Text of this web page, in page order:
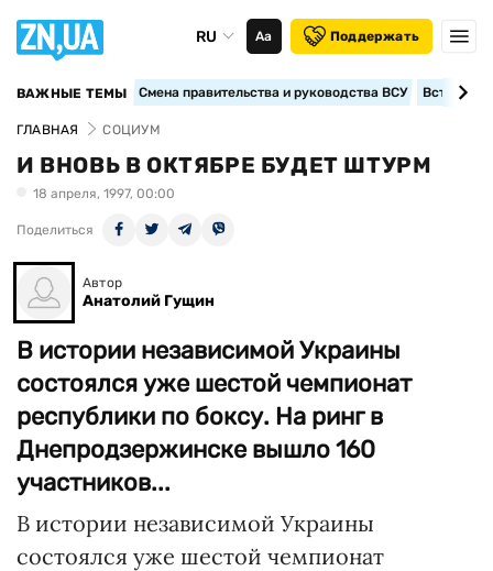
RU Аа Поддержать
ВАЖНЫЕ ТЕМЫ Смена правительства и руководства ВСУ
ГЛАВНАЯ СОЦИУМ
И ВНОВЬ В ОКТЯБРЕ БУДЕТ ШТУРМ
18 апреля, 1997, 00:00
Поделиться
Автор
Анатолий Гущин
В истории независимой Украины
состоялся уже шестой чемпионат
республики по боксу. На ринг в
Днепродзержинске вышло 160
участников...
В истории независимой Украины
состоялся уже шестой чемпионат